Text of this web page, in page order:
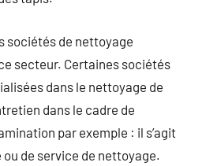
sociétés de nettoyage
secteur. Certaines sociétés
dans le nettoyage de
dans le cadre de
par exemple : il s’agit
de service de nettoyage.